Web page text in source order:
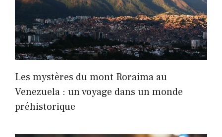
Les mystères du mont Roraima au
Venezuela : un voyage dans un monde
préhistorique